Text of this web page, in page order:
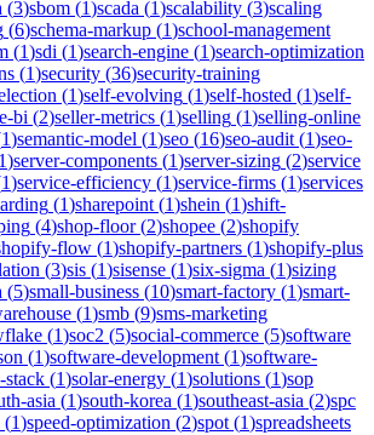
(3)sbom (1)scada (1)scalability (3)scaling
(6)schema-markup (1)school-management
(1)sdi (1)search-engine (1)search-optimization
(1)security (36)security-training
(1)self-evolving (1)self-hosted (1)self-
bi (2)seller-metrics (1)selling (1)selling-online
1)semantic-model (1)seo (16)seo-audit (1)seo-
1)server-components (1)server-sizing (2)service
1)service-efficiency (1)service-firms (1)services
(1)sharepoint (1)shein (1)shift-
(4)shop-floor(2)shopee (2)shopify
flow (1)shopify-partners (1)shopify-plus
(3)sis (1)sisense (1)six-sigma (1)sizing
(5)small-business (10)smart-factory (1)smart-
(1)smb (9)sms-marketing
(1)soc2 (5)social-commerce (5)software
(1)software-development (1)software-
stack (1)solar-energy (1)solutions (1)sop
asia (1)south-korea (1)southeast-asia (2)spc
(1)speed-optimization (2)spot (1)spreadsheets